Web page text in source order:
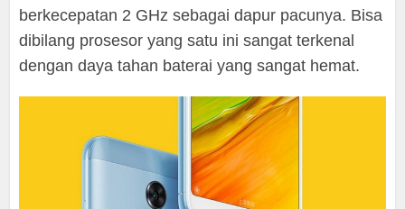
berkecepatan 2 GHz sebagai dapur pacunya. Bisa
dibilang prosesor yang satu ini sangat terkenal
dengan daya tahan baterai yang sangat hemat.